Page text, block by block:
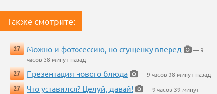
Также смотрите:
27 Можно и фотосессию, но сгущенку вперед
— 9
часов 38 минут назад
27
Презентация нового блюда
— 9 часов 38 минут назад
27
Что уставился? Целуй, давай!
— 9 часов 39 минут